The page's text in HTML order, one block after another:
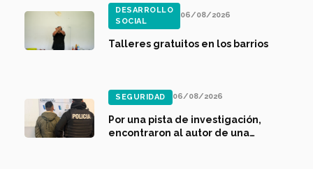
DESARROLLO
SOCIAL
06/08/2026
Talleres gratuitos en los barrios
SEGURIDAD 06/08/2026
Por una pista de investigación,
encontraron al autor de una